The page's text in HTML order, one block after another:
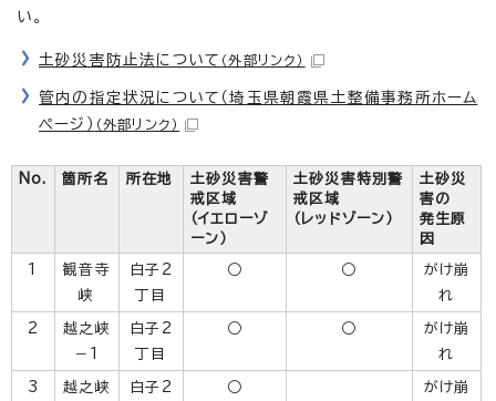
い。
土砂災害防止法について （外部リンク）
管内の指定状況について（埼玉県朝霞県土整備事務所ホーム
ページ） （外部リンク）
No. 箇所名 所在地
土砂災害警
戒区域
（イエローゾ
ーン）
土砂災害特別警
戒区域
（レッドゾーン）
土砂災
害の
発生原
因
1
観音寺
峡
白子2
丁目
○ ○
がけ崩
れ
2
越之峡
－1
白子2
丁目
○ ○
がけ崩
れ
3
越之峡
白子2
○
がけ崩